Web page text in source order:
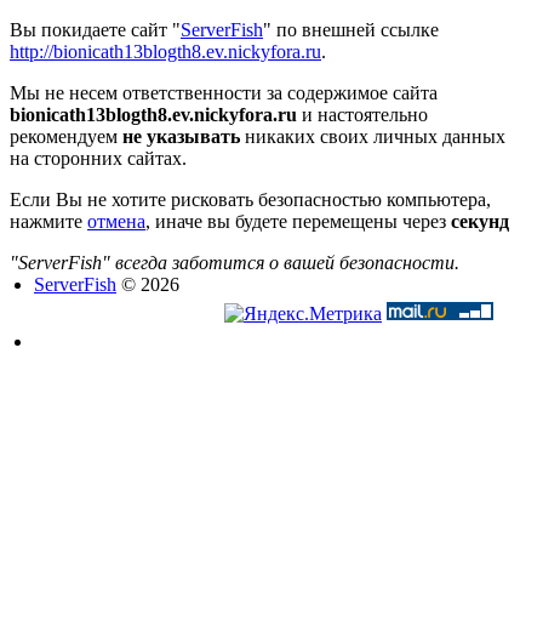
Вы покидаете сайт "ServerFish" по внешней ссылке
http://bionicath13blogth8.ev.nickyfora.ru.
Мы не несем ответственности за содержимое сайта
bionicath13blogth8.ev.nickyfora.ru и настоятельно
рекомендуем не указывать никаких своих личных данных
на сторонних сайтах.
Если Вы не хотите рисковать безопасностью компьютера,
нажмите отмена, иначе вы будете перемещены через секунд
"ServerFish" всегда заботится о вашей безопасности.
ServerFish © 2026